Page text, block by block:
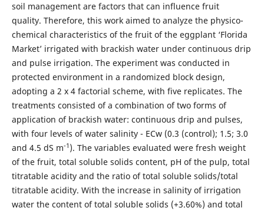
soil management are factors that can influence fruit
quality. Therefore, this work aimed to analyze the physico-
chemical characteristics of the fruit of the eggplant ‘Florida
Market’ irrigated with brackish water under continuous drip
and pulse irrigation. The experiment was conducted in
protected environment in a randomized block design,
adopting a 2 x 4 factorial scheme, with five replicates. The
treatments consisted of a combination of two forms of
application of brackish water: continuous drip and pulses,
with four levels of water salinity - ECw (0.3 (control); 1.5; 3.0
and 4.5 dS m-1 ). The variables evaluated were fresh weight
of the fruit, total soluble solids content, pH of the pulp, total
titratable acidity and the ratio of total soluble solids/total
titratable acidity. With the increase in salinity of irrigation
water the content of total soluble solids (+3.60%) and total